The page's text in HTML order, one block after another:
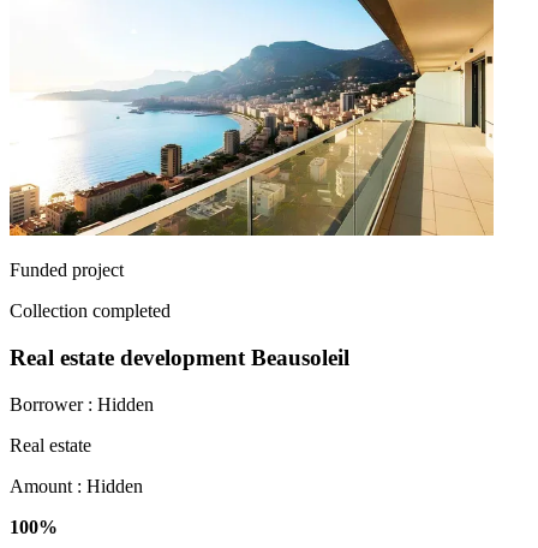
Funded project
Collection completed
Real estate development Beausoleil
Borrower : Hidden
Real estate
Amount : Hidden
100%